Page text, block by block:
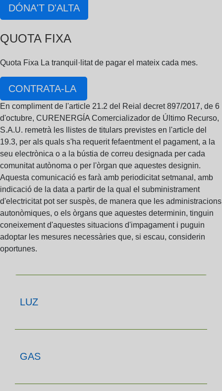
DÓNA'T D'ALTA
QUOTA FIXA
Quota Fixa La tranquil·litat de pagar el mateix cada mes.
CONTRATA-LA
En compliment de l'article 21.2 del Reial decret 897/2017, de 6
d'octubre, CURENERGÍA Comercializador de Último Recurso,
S.A.U. remetrà les llistes de titulars previstes en l'article del
19.3, per als quals s'ha requerit fefaentment el pagament, a la
seu electrònica o a la bústia de correu designada per cada
comunitat autònoma o per l'òrgan que aquestes designin.
Aquesta comunicació es farà amb periodicitat setmanal, amb
indicació de la data a partir de la qual el subministrament
d'electricitat pot ser suspès, de manera que les administracions
autonòmiques, o els òrgans que aquestes determinin, tinguin
coneixement d'aquestes situacions d'impagament i puguin
adoptar les mesures necessàries que, si escau, considerin
oportunes.
LUZ
GAS